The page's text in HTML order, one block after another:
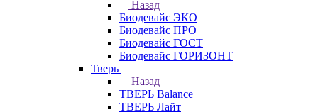
Назад
Биодевайс ЭКО
Биодевайс ПРО
Биодевайс ГОСТ
Биодевайс ГОРИЗОНТ
Тверь
Назад
ТВЕРЬ Balance
ТВЕРЬ Лайт